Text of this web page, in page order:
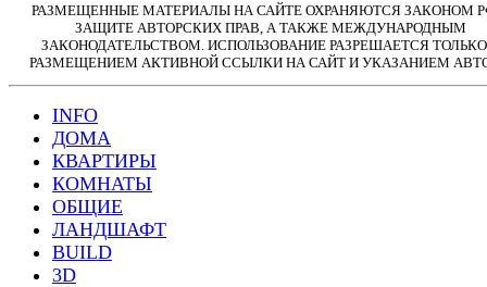
РАЗМЕЩЕННЫЕ МАТЕРИАЛЫ НА САЙТЕ ОХРАНЯЮТСЯ ЗАКОНОМ
ЗАЩИТЕ АВТОРСКИХ ПРАВ, А ТАКЖЕ МЕЖДУНАРОДНЫМ
ЗАКОНОДАТЕЛЬСТВОМ. ИСПОЛЬЗОВАНИЕ РАЗРЕШАЕТСЯ
РАЗМЕЩЕНИЕМ АКТИВНОЙ ССЫЛКИ НА САЙТ И УКАЗАНИЕМ
INFO
ДОМА
КВАРТИРЫ
КОМНАТЫ
ОБЩИЕ
ЛАНДШАФТ
BUILD
3D